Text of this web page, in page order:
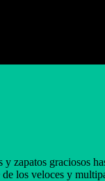
zapatos graciosos
los veloces y